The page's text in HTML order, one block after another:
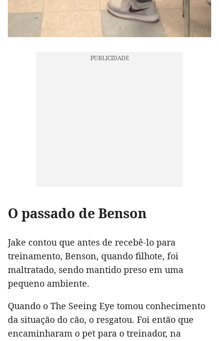
O passado de Benson
Jake contou que antes de recebê-lo para
treinamento, Benson, quando filhote, foi
maltratado, sendo mantido preso em uma
pequeno ambiente.
Quando o The Seeing Eye tomou conhecimento
da situação do cão, o resgatou. Foi então que
encaminharam o pet para o treinador, na